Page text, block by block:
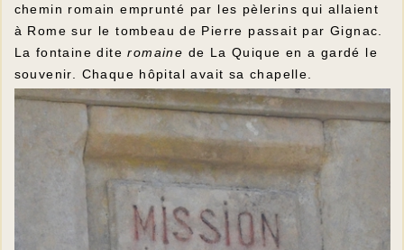
chemin romain emprunté par les pèlerins qui allaient
à Rome sur le tombeau de Pierre passait par Gignac.
La fontaine diteromaine de La Quique en a gardé le
souvenir. Chaque hôpital avait sa chapelle.